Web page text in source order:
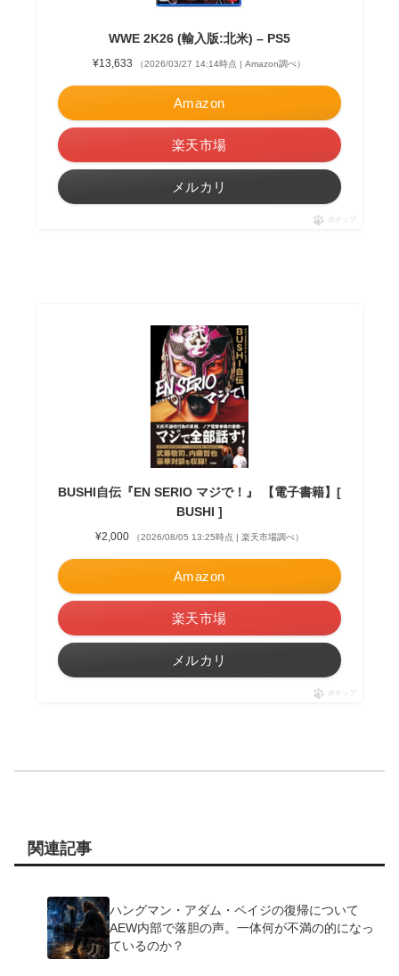
WWE 2K26 (輸入版:北米) – PS5
¥13,633 （2026/03/27 14:14時点 | Amazon調べ）
Amazon
楽天市場
メルカリ
ポチップ
BUSHI自伝『EN SERIO マジで！』 【電子書籍】[
BUSHI ]
¥2,000 （2026/08/05 13:25時点 | 楽天市場調べ）
Amazon
楽天市場
メルカリ
ポチップ
関連記事
ハングマン・アダム・ペイジの復帰について
AEW内部で落胆の声。一体何が不満の的になっ
ているのか？